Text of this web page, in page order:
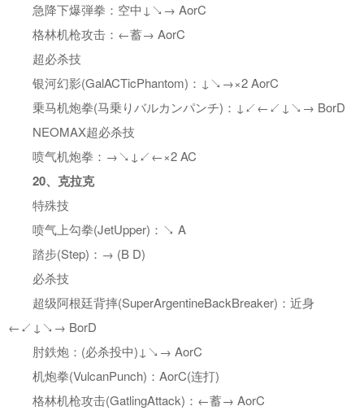
急降下爆弾拳：空中↓↘→ AorC
格林机枪攻击：←蓄→ AorC
超必杀技
银河幻影(GalACTicPhantom)：↓↘→×2 AorC
乗马机炮拳(马乗りバルカンパンチ)：↓↙←↙↓↘→ BorD
NEOMAX超必杀技
喷气机炮拳：→↘↓↙←×2 AC
20、克拉克
特殊技
喷气上勾拳(JetUpper)：↘ A
踏步(Step)：→ (B D)
必杀技
超级阿根廷背摔(SuperArgentineBackBreaker)：近身
←↙↓↘→ BorD
肘鉄炮：(必杀投中)↓↘→ AorC
机炮拳(VulcanPunch)：AorC(连打)
格林机枪攻击(GatlingAttack)：←蓄→ AorC